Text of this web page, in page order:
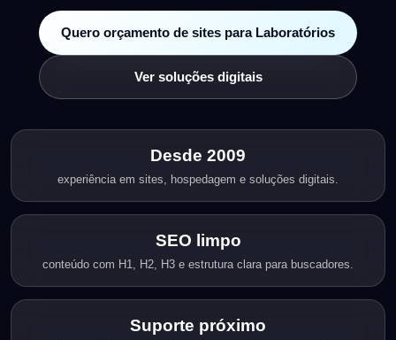
Quero orçamento de sites para Laboratórios
Ver soluções digitais
Desde 2009
experiência em sites, hospedagem e soluções digitais.
SEO limpo
conteúdo com H1, H2, H3 e estrutura clara para buscadores.
Suporte próximo